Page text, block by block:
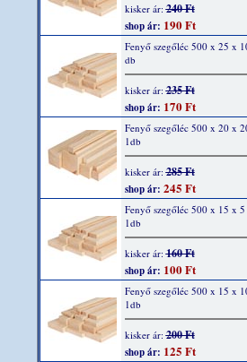
kisker ár:240 Ft
shop ár: 190 Ft
Fenyő szegőléc 500 x 25 x
db
kisker ár:235 Ft
shop ár: 170 Ft
Fenyő szegőléc 500 x 20 x
1db
kisker ár:285 Ft
shop ár: 245 Ft
Fenyő szegőléc 500 x 15 x
1db
kisker ár:160 Ft
shop ár: 100 Ft
Fenyő szegőléc 500 x 15 x
1db
kisker ár:200 Ft
shop ár: 125 Ft